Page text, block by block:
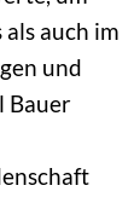
auch im
und
Bauer